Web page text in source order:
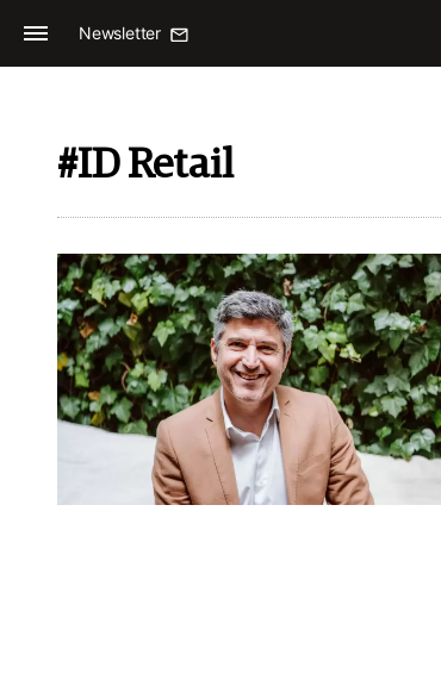
Newsletter
#ID Retail